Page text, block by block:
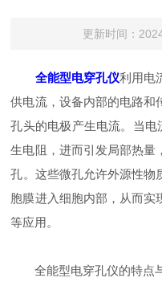
更新时间：
全能型电穿孔仪利用电
供电流，设备内部的电路和
孔头的电极产生电流。当
生电阻，进而引发局部热量
孔。这些微孔允许外源性物
胞膜进入细胞内部，从而实
等应用。
全能型电穿孔仪的特点